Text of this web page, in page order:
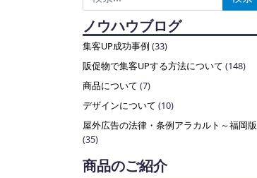
ノウハウブログ
集客UP成功事例 (33)
販促物で集客UPする方法について (148)
商品について (7)
デザインについて (10)
屋外広告の法律・条例アラカルト～福岡版
(35)
商品のご紹介